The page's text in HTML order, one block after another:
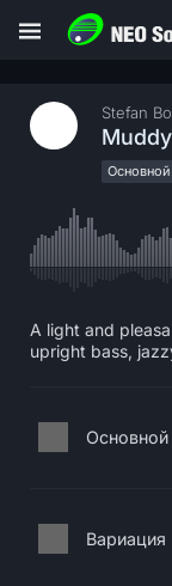
Stefan
A light and
upright bass,
Вариация